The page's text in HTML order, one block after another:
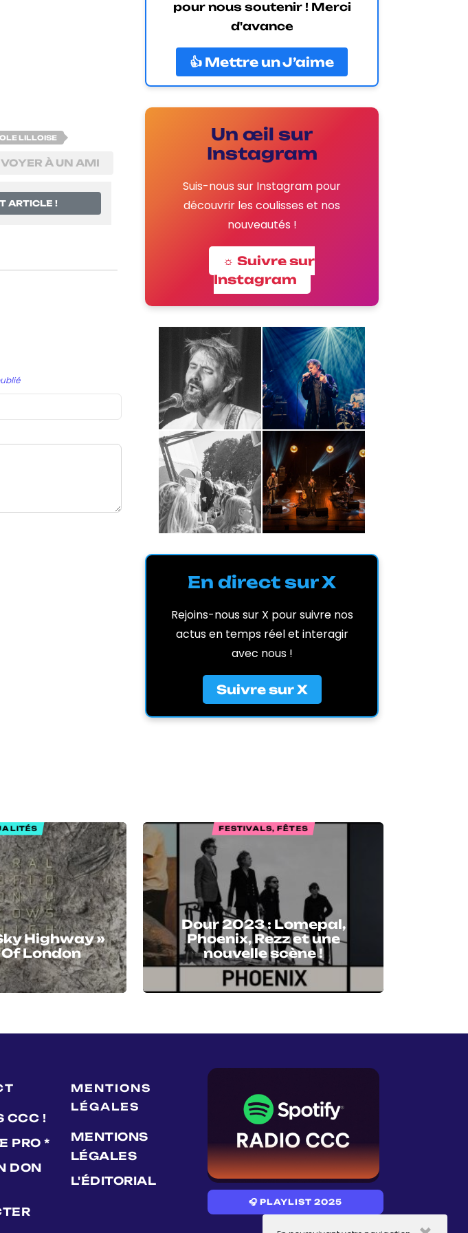
LILLOISE
À UN AMI
ARTICLE !
pour nous soutenir ! Merci
d'avance
👍 Mettre un J’aime
Un œil sur
Instagram
Suis-nous sur Instagram pour
découvrir les coulisses et nos
nouveautés !
☼ Suivre sur
Instagram
En direct sur X
Rejoins-nous sur X pour suivre nos
actus en temps réel et interagir
avec nous !
Suivre sur X
Highway »
London
FESTIVALS, FÊTES
Dour 2023 : Lomepal,
Phoenix, Rezz et une
nouvelle scène !
CCC !
PRO *
DON
MENTIONS
LÉGALES
MENTIONS
LÉGALES
L'ÉDITORIAL
🎧 PLAYLIST 2025